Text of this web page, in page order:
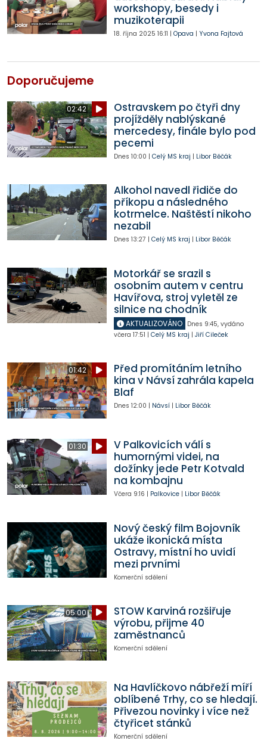
workshopy, besedy i
muzikoterapii
18. října 2025 16:11 | Opava | Yvona Fajtová
Doporučujeme
02:42
Ostravskem po čtyři dny
projížděly nablýskané
mercedesy, finále bylo pod
pecemi
Dnes 10:00 | Celý MS kraj | Libor Běčák
Alkohol navedl řidiče do
příkopu a následného
kotrmelce. Naštěstí nikoho
nezabil
Dnes 13:27 | Celý MS kraj | Libor Běčák
Motorkář se srazil s
osobním autem v centru
Havířova, stroj vyletěl ze
silnice na chodník
AKTUALIZOVÁNO Dnes 9:45, vydáno
včera 17:51 | Celý MS kraj | Jiří Cileček
01:42
Před promítáním letního
kina v Návsí zahrála kapela
Blaf
Dnes 12:00 | Návsí| Libor Běčák
01:30
V Palkovicích válí s
humornými videi, na
dožínky jede Petr Kotvald
na kombajnu
Včera 9:16 | Palkovice| Libor Běčák
Nový český film Bojovník
ukáže ikonická místa
Ostravy, místní ho uvidí
mezi prvními
Komerční sdělení
05:00
STOW Karviná rozšiřuje
výrobu, přijme 40
zaměstnanců
Komerční sdělení
Na Havlíčkovo nábřeží míří
oblíbené Trhy, co se hledají.
Přivezou novinky i více než
čtyřicet stánků
Komerční sdělení